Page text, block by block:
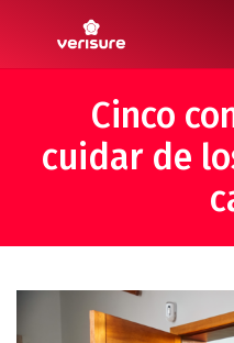
Cinco
cuidar de